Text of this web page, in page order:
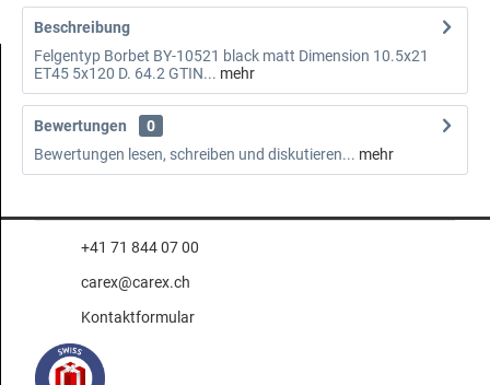
Beschreibung
Felgentyp Borbet BY-10521 black matt Dimension 10.5x21
ET45 5x120 D. 64.2 GTIN... mehr
Bewertungen
0
Bewertungen lesen, schreiben und diskutieren... mehr
+41 71 844 07 00
carex@carex.ch
Kontaktformular